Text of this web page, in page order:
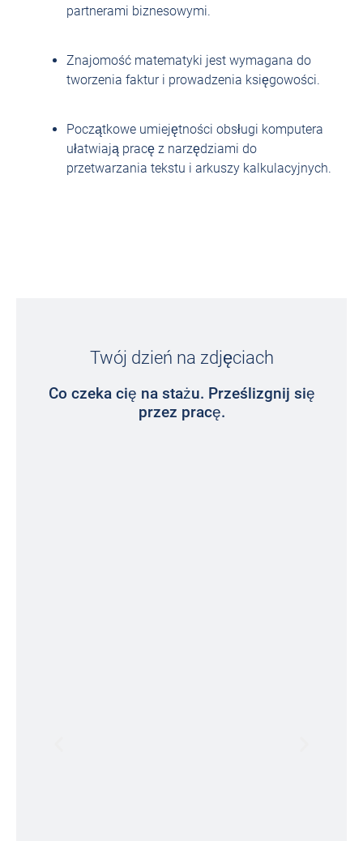
partnerami biznesowymi.
Znajomość matematyki jest wymagana do
tworzenia faktur i prowadzenia księgowości.
Początkowe umiejętności obsługi komputera
ułatwiają pracę z narzędziami do
przetwarzania tekstu i arkuszy kalkulacyjnych.
Twój dzień na zdjęciach
Co czeka cię na stażu. Prześlizgnij się
przez pracę.